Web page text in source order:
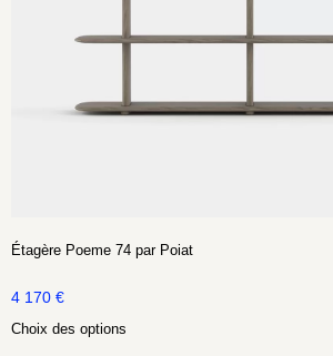
Étagère Poeme 74 par Poiat
4 170 €
Choix des options